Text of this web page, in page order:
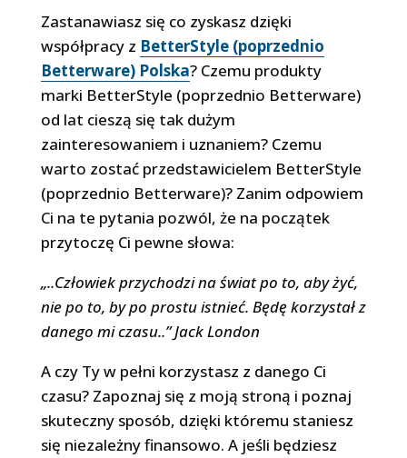
Zastanawiasz się co zyskasz dzięki
współpracy z BetterStyle (poprzednio
Betterware) Polska? Czemu produkty
marki BetterStyle (poprzednio Betterware)
od lat cieszą się tak dużym
zainteresowaniem i uznaniem? Czemu
warto zostać przedstawicielem BetterStyle
(poprzednio Betterware)? Zanim odpowiem
Ci na te pytania pozwól, że na początek
przytoczę Ci pewne słowa:
„..Człowiek przychodzi na świat po to, aby żyć,
nie po to, by po prostu istnieć. Będę korzystał z
danego mi czasu..” Jack London
A czy Ty w pełni korzystasz z danego Ci
czasu? Zapoznaj się z moją stroną i poznaj
skuteczny sposób, dzięki któremu staniesz
się niezależny finansowo. A jeśli będziesz